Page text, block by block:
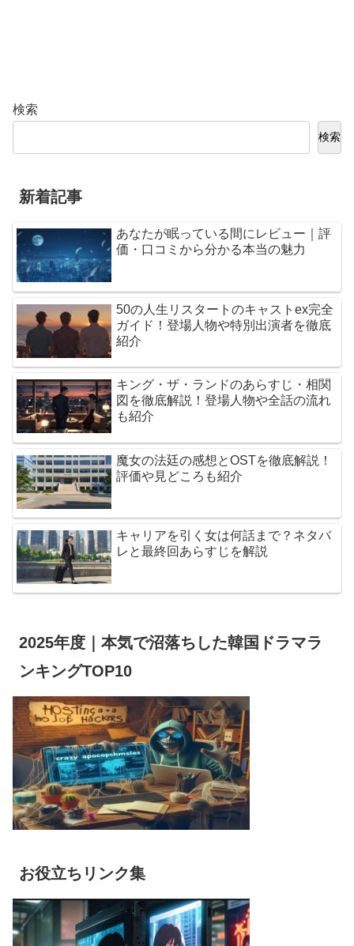
検索
検索
新着記事
あなたが眠っている間にレビュー｜評
価・口コミから分かる本当の魅力
50の人生リスタートのキャストex完全
ガイド！登場人物や特別出演者を徹底
紹介
キング・ザ・ランドのあらすじ・相関
図を徹底解説！登場人物や全話の流れ
も紹介
魔女の法廷の感想とOSTを徹底解説！
評価や見どころも紹介
キャリアを引く女は何話まで？ネタバ
レと最終回あらすじを解説
2025年度｜本気で沼落ちした韓国ドラマラ
ンキングTOP10
お役立ちリンク集